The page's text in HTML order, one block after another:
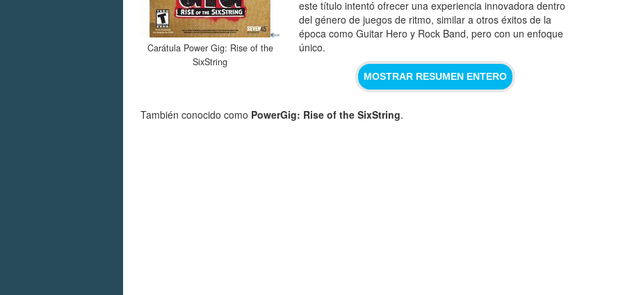
Carátula Power Gig: Rise of the
SixString
este título intentó ofrecer una experiencia innovadora dentro
del género de juegos de ritmo, similar a otros éxitos de la
época como Guitar Hero y Rock Band, pero con un enfoque
único.
MOSTRAR RESUMEN ENTERO
También conocido como PowerGig: Rise of the SixString.